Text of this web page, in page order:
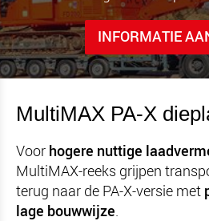
INFORMATIE
MultiMAX PA-X
Voor hogere nuttige
MultiMAX-reeks grijpen
terug naar de PA-X-versie met
lage bouwwijze.